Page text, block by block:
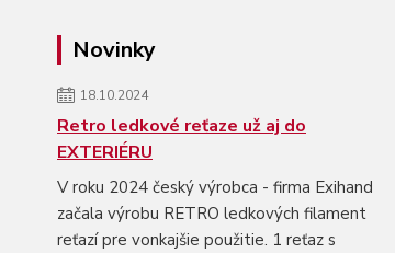
Novinky
18.10.2024
Retro ledkové reťaze už aj do
EXTERIÉRU
V roku 2024 český výrobca - firma Exihand
začala výrobu RETRO ledkových filament
reťazí pre vonkajšie použitie. 1 reťaz s